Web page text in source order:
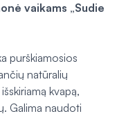
vaikams „Sudie
purškiamosios
natūralių
kvapą,
Galima naudoti